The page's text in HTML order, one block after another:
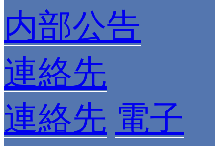
内部公告
連絡先
連絡先 電子